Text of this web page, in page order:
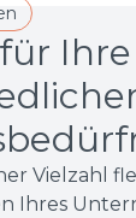
für Ihre
Vielzahl
Ihres